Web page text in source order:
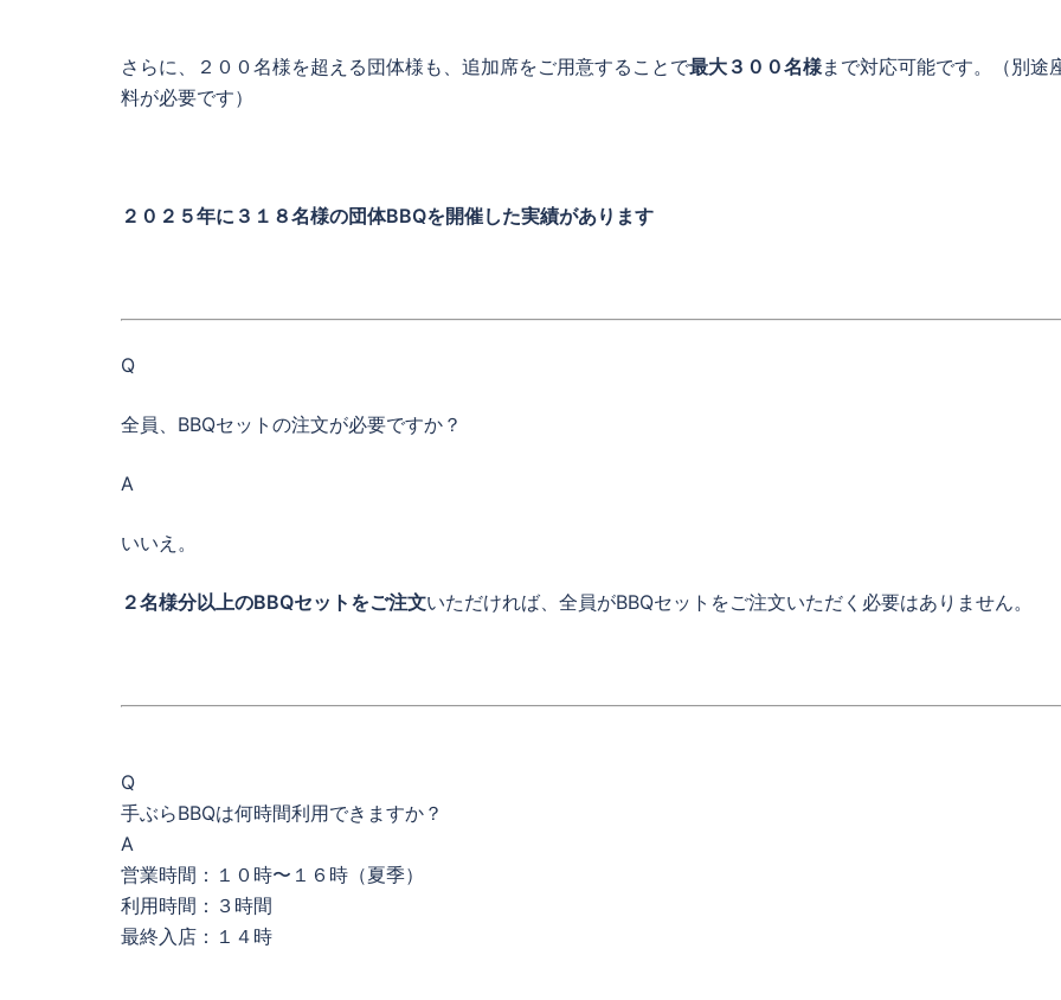
さらに、２００名様を超える団体様も、追加席をご用意することで最大３００名様まで対応可能です。（別途
料が必要です）
２０２５年に３１８名様の団体BBQを開催した実績があります
Q
全員、BBQセットの注文が必要ですか？
A
いいえ。
２名様分以上のBBQセットをご注文いただければ、全員がBBQセットをご注文いただく必要はありません。
Q
手ぶらBBQは何時間利用できますか？
A
営業時間：１０時〜１６時（夏季）
利用時間：３時間
最終入店：１４時